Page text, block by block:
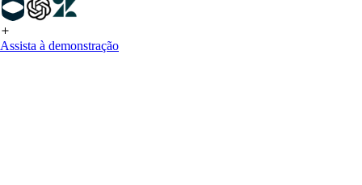
Assista à demonstração